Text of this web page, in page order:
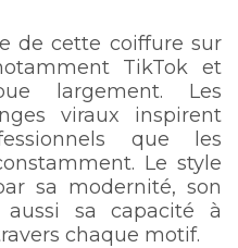
de cette coiffure sur
TikTok et
largement. Les
viraux inspirent
que les
Le style
sa modernité, son
sa capacité à
chaque motif.